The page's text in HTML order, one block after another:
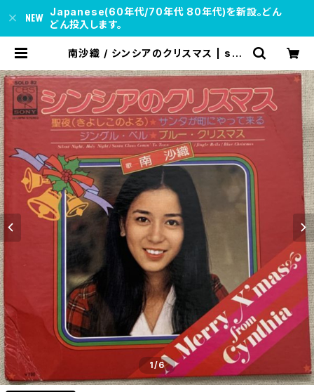
Japanese(60年代/70年代 80年代)を新設。どん
どん投入します。
南沙織 / シンシアのクリスマス | sou
1/6